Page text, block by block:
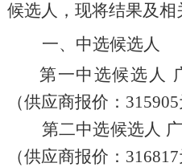
候选人，现将结果及相
一、中选候选人
第一中选候选人
（供应商报价：315905
第二中选候选人
（供应商报价：316817